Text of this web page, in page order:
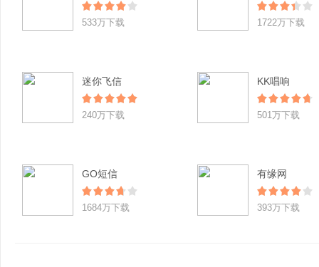
533万下载 1722万下载
迷你飞信
240万下载
KK唱响
501万下载
GO短信
1684万下载
有缘网
393万下载